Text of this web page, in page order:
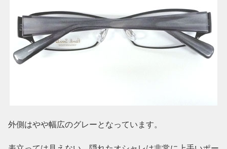
外側はやや幅広のグレーとなっています。